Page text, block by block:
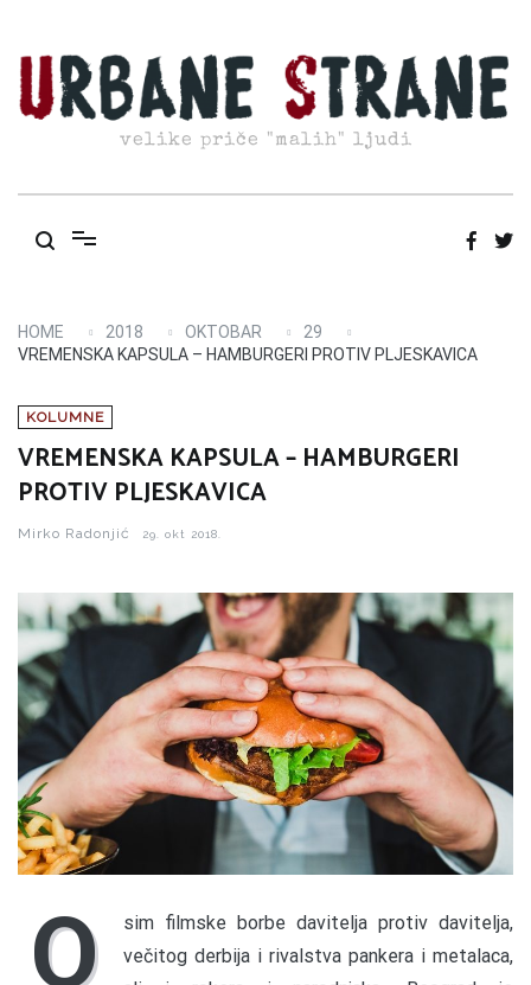
content
velike priče "malih" ljudi
HOME 2018 OKTOBAR
29
VREMENSKA KAPSULA – HAMBURGERI PROTIV PLJESKAVICA
KOLUMNE
VREMENSKA KAPSULA – HAMBURGERI
PROTIV PLJESKAVICA
Mirko Radonjić 29. okt 2018.
O
sim filmske borbe davitelja protiv davitelja,
večitog derbija i rivalstva pankera i metalaca,